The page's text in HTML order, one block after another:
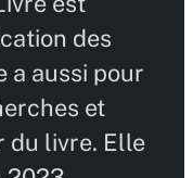
des
a aussi pour
et
du livre. Elle